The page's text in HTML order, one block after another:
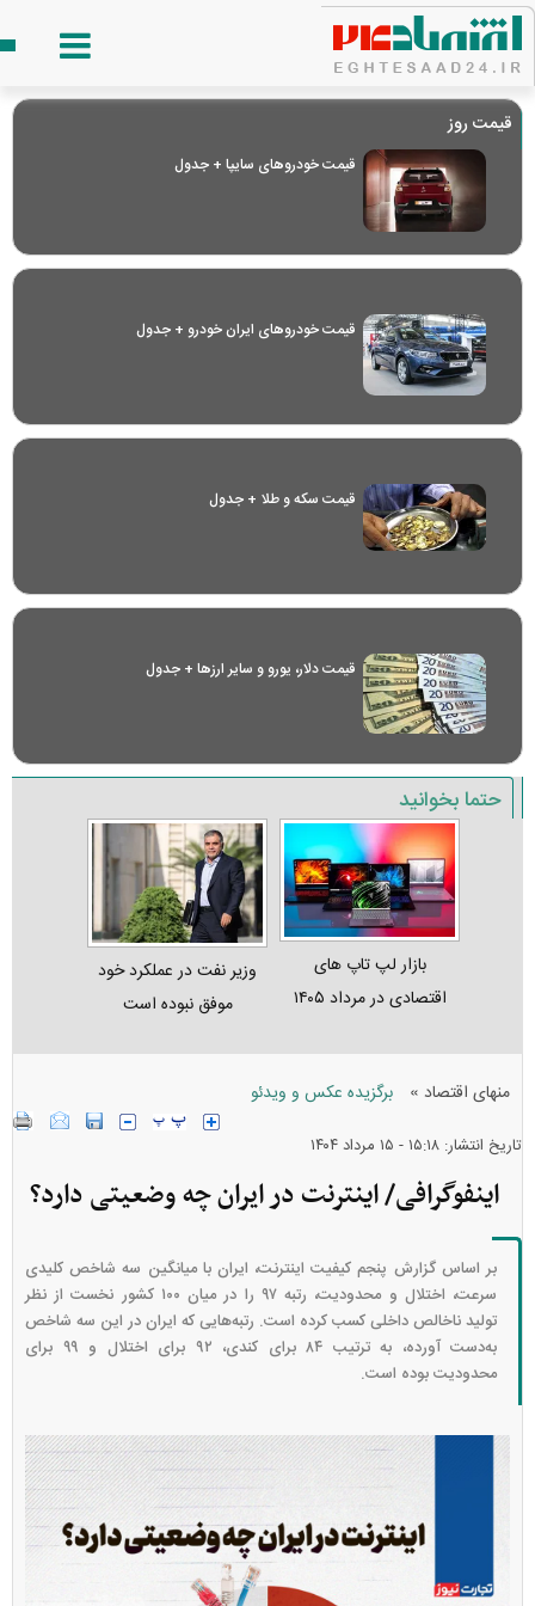
قیمت روز
قیمت خودرو‌های سایپا + جدول
قیمت خودرو‌های ایران خودرو + جدول
قیمت سکه و طلا + جدول
قیمت دلار، یورو و سایر ارز‌ها + جدول
حتما بخوانید
بازار لپ‌ تاپ‌ های
اقتصادی در مرداد ۱۴۰۵
وزیر نفت در عملکرد خود
موفق نبوده است
منهای اقتصاد » برگزیده عکس و ویدئو
تاریخ انتشار: ۱۵:۱۸ - ۱۵ مرداد ۱۴۰۴
اینفوگرافی/ اینترنت در ایران چه وضعیتی دارد؟
بر اساس گزارش پنجم کیفیت اینترنت، ایران با میانگین سه شاخص کلیدی
سرعت، اختلال و محدودیت، رتبه ۹۷ را در میان ۱۰۰ کشور نخست از نظر
تولید ناخالص داخلی کسب کرده است. رتبه‌هایی که ایران در این سه شاخص
به‌دست آورده، به ترتیب ۸۴ برای کندی، ۹۲ برای اختلال و ۹۹ برای
محدودیت بوده است.